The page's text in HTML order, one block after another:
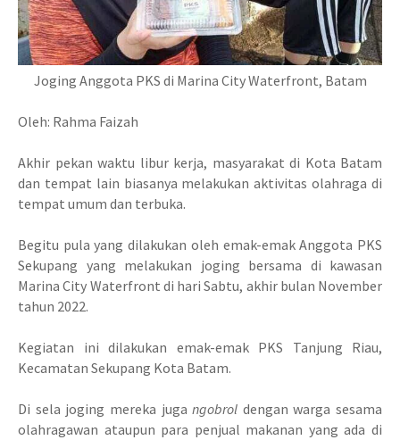
Joging Anggota PKS di Marina City Waterfront, Batam
Oleh: Rahma Faizah
Akhir pekan waktu libur kerja, masyarakat di Kota Batam
dan tempat lain biasanya melakukan aktivitas olahraga di
tempat umum dan terbuka.
Begitu pula yang dilakukan oleh emak-emak Anggota PKS
Sekupang yang melakukan joging bersama di kawasan
Marina City Waterfront di hari Sabtu, akhir bulan November
tahun 2022.
Kegiatan ini dilakukan emak-emak PKS Tanjung Riau,
Kecamatan Sekupang Kota Batam.
Di sela joging mereka jugangobrol dengan warga sesama
olahragawan ataupun para penjual makanan yang ada di